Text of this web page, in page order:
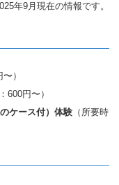
年9月現在の情報です。
）
600円〜）
ケース付）体験 （所要時